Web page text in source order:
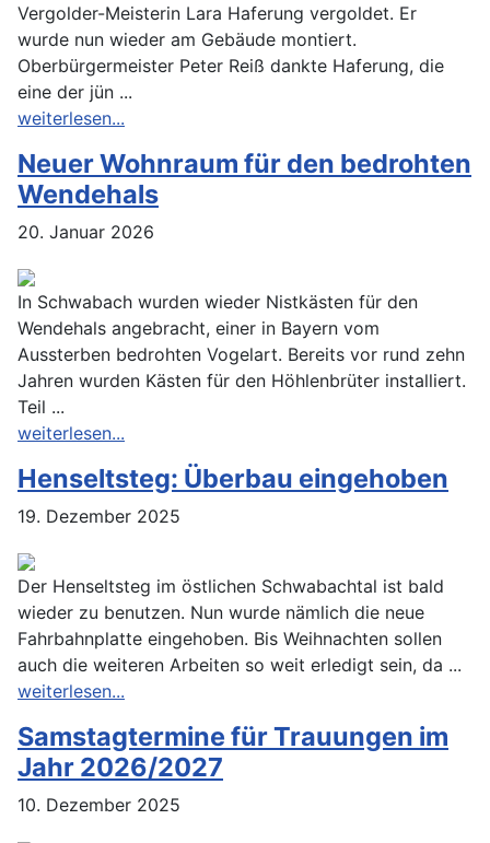
Vergolder-Meisterin Lara Haferung vergoldet. Er
wurde nun wieder am Gebäude montiert.
Oberbürgermeister Peter Reiß dankte Haferung, die
eine der jün ...
weiterlesen...
Neuer Wohnraum für den bedrohten
Wendehals
20. Januar 2026
In Schwabach wurden wieder Nistkästen für den
Wendehals angebracht, einer in Bayern vom
Aussterben bedrohten Vogelart. Bereits vor rund zehn
Jahren wurden Kästen für den Höhlenbrüter installiert.
Teil ...
weiterlesen...
Henseltsteg: Überbau eingehoben
19. Dezember 2025
Der Henseltsteg im östlichen Schwabachtal ist bald
wieder zu benutzen. Nun wurde nämlich die neue
Fahrbahnplatte eingehoben. Bis Weihnachten sollen
auch die weiteren Arbeiten so weit erledigt sein, da ...
weiterlesen...
Samstagtermine für Trauungen im
Jahr 2026/2027
10. Dezember 2025